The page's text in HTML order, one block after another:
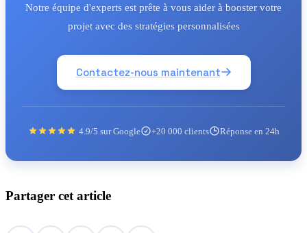
Notre équipe d'experts est prête à vous aider à booster votre
projet avec des stratégies personnalisées
Contactez-nous maintenant
4.9/5 sur Google +20 000 clients Réponse en 24h
Partager cet article